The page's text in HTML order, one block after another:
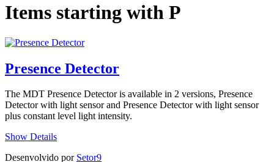
Items starting with P
Presence Detector
The MDT Presence Detector is available in 2 versions, Presence
Detector with light sensor and Presence Detector with light sensor
plus constant level light intensity.
Show Details
Desenvolvido por Setor9